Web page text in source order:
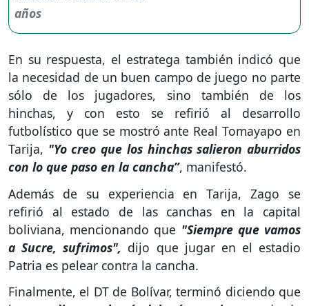
En su respuesta, el estratega también indicó que
la necesidad de un buen campo de juego no parte
sólo de los jugadores, sino también de los
hinchas, y con esto se refirió al desarrollo
futbolístico que se mostró ante Real Tomayapo en
Tarija, "Yo creo que los hinchas salieron aburridos
con lo que paso en la cancha”, manifestó.
Además de su experiencia en Tarija, Zago se
refirió al estado de las canchas en la capital
boliviana, mencionando que "Siempre que vamos
a Sucre, sufrimos", dijo que jugar en el estadio
Patria es pelear contra la cancha.
Finalmente, el DT de Bolívar, terminó diciendo que